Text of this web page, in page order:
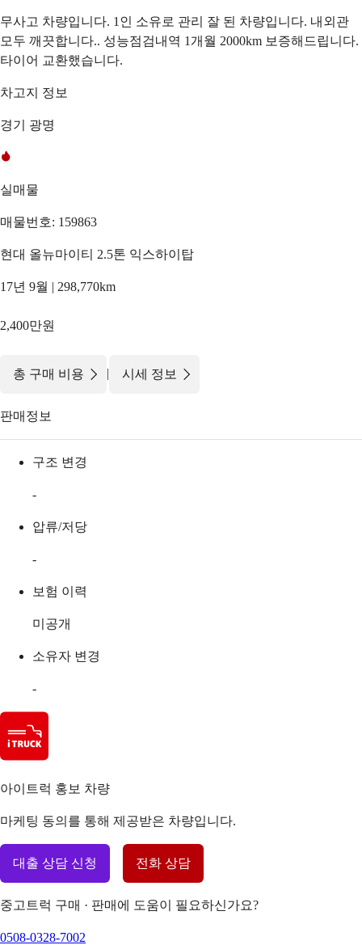
무사고 차량입니다. 1인 소유로 관리 잘 된 차량입니다. 내외관
모두 깨끗합니다.. 성능점검내역 1개월 2000km 보증해드립니다.
타이어 교환했습니다.
차고지 정보
경기 광명
실매물
매물번호: 159863
현대 올뉴마이티 2.5톤 익스하이탑
17년 9월 | 298,770km
2,400만원
총 구매 비용 | 시세 정보
판매정보
구조 변경
-
압류/저당
-
보험 이력
미공개
소유자 변경
-
아이트럭 홍보 차량
마케팅 동의를 통해 제공받은 차량입니다.
대출 상담 신청 전화 상담
중고트럭 구매 · 판매에 도움이 필요하신가요?
0508-0328-7002